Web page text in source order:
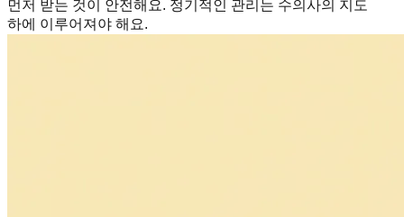
먼저 받는 것이 안전해요. 정기적인 관리는 수의사의 지도
하에 이루어져야 해요.